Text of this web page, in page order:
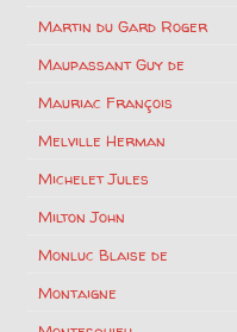
Martin du Gard Roger
Maupassant Guy de
Mauriac François
Melville Herman
Michelet Jules
Milton John
Monluc Blaise de
Montaigne